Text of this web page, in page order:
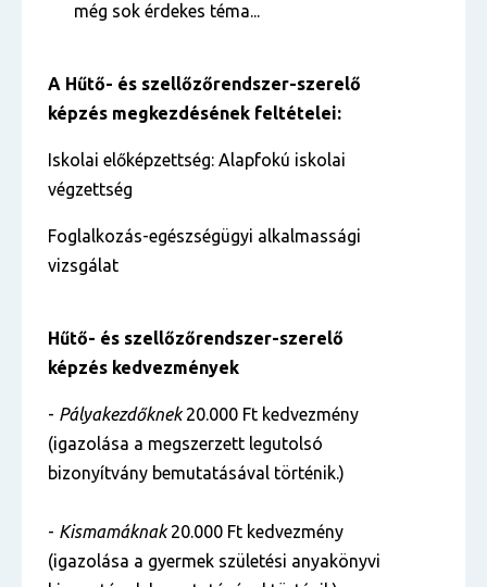
még sok érdekes téma...
A Hűtő- és szellőzőrendszer-szerelő
képzés megkezdésének feltételei:
Iskolai előképzettség: Alapfokú iskolai
végzettség
Foglalkozás-egészségügyi alkalmassági
vizsgálat
Hűtő- és szellőzőrendszer-szerelő
képzés kedvezmények
- Pályakezdőknek20.000 Ft kedvezmény
(igazolása a megszerzett legutolsó
bizonyítvány bemutatásával történik.)
- Kismamáknak20.000 Ft kedvezmény
(igazolása a gyermek születési anyakönyvi